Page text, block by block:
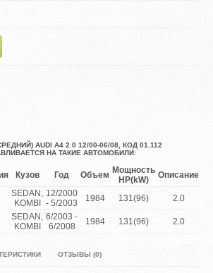
AUDI A4 2.0 12/00-06/08, КОД 01.112
НА ТАКИЕ АВТОМОБИЛИ:
Кузов Год Объем Мощность
HP(kW)
Описание
SEDAN,
KOMBI
12/2000
- 5/2003
1984 131(96) 2.0
SEDAN,
KOMBI
6/2003 -
6/2008
1984 131(96) 2.0
ОТЗЫВЫ (0)